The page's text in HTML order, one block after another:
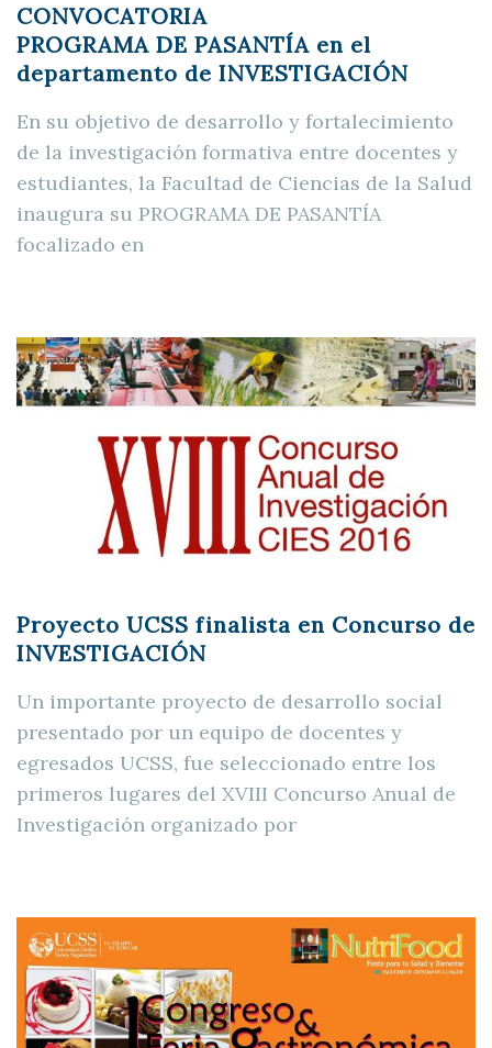
CONVOCATORIA
PROGRAMA DE PASANTÍA en el
departamento de INVESTIGACIÓN
En su objetivo de desarrollo y fortalecimiento
de la investigación formativa entre docentes y
estudiantes, la Facultad de Ciencias de la Salud
inaugura su PROGRAMA DE PASANTÍA
focalizado en
Proyecto UCSS finalista en Concurso de
INVESTIGACIÓN
Un importante proyecto de desarrollo social
presentado por un equipo de docentes y
egresados UCSS, fue seleccionado entre los
primeros lugares del XVIII Concurso Anual de
Investigación organizado por